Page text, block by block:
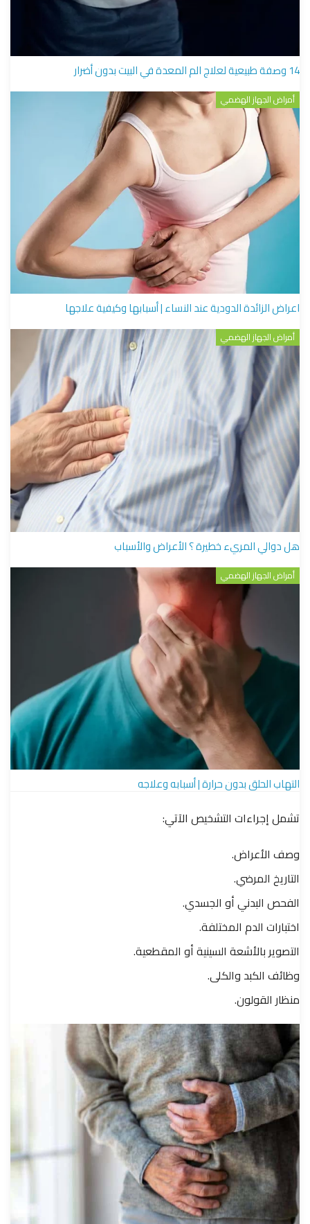
14 وصفة طبيعية لعلاج الم المعدة في البيت بدون أضرار
أمراض الجهاز الهضمي
اعراض الزائدة الدودية عند النساء | أسبابها وكيفية علاجها
أمراض الجهاز الهضمي
هل دوالي المريء خطيرة ؟ الأعراض والأسباب
أمراض الجهاز الهضمي
التهاب الحلق بدون حرارة | أسبابه وعلاجه
تشمل إجراءات التشخيص الآتي:
وصف الأعراض.
التاريخ المرضي.
الفحص البدني أو الجسدي.
اختبارات الدم المختلفة.
التصوير بالأشعة السينية أو المقطعية.
وظائف الكبد والكلى.
منظار القولون.